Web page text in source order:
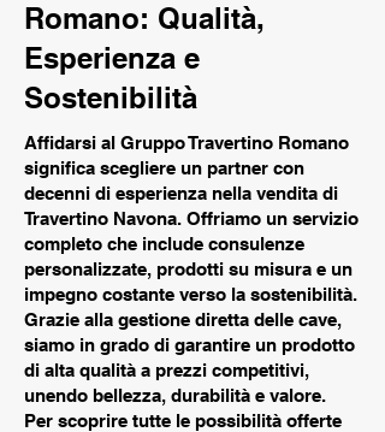
Romano: Qualità,
Esperienza e
Sostenibilità
Affidarsi al Gruppo Travertino Romano
significa scegliere un partner con
decenni di esperienza nella vendita di
Travertino Navona. Offriamo un servizio
completo che include consulenze
personalizzate, prodotti su misura e un
impegno costante verso la sostenibilità.
Grazie alla gestione diretta delle cave,
siamo in grado di garantire un prodotto
di alta qualità a prezzi competitivi,
unendo bellezza, durabilità e valore.
Per scoprire tutte le possibilità offerte